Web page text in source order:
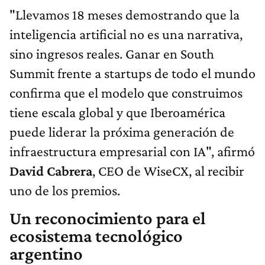
"Llevamos 18 meses demostrando que la
inteligencia artificial no es una narrativa,
sino ingresos reales. Ganar en South
Summit frente a startups de todo el mundo
confirma que el modelo que construimos
tiene escala global y que Iberoamérica
puede liderar la próxima generación de
infraestructura empresarial con IA", afirmó
David Cabrera, CEO de WiseCX, al recibir
uno de los premios.
Un reconocimiento para el
ecosistema tecnológico
argentino